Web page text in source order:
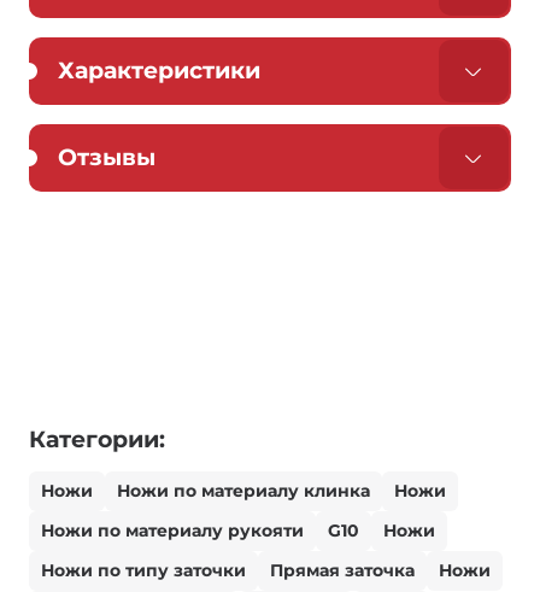
Характеристики
Отзывы
Категории:
Ножи Ножи по материалу клинка
Ножи
Ножи по материалу рукояти
G10
Ножи
Ножи по типу заточки
Прямая заточка
Ножи